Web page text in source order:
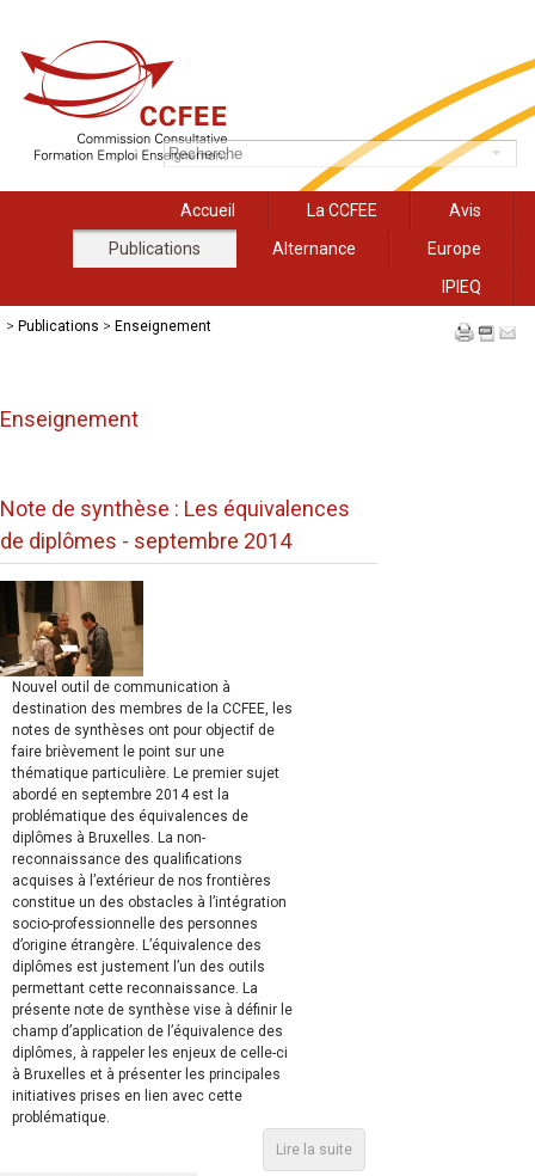
Accueil La CCFEE
Avis
Publications
Alternance
Europe
IPIEQ
> Publications > Enseignement
Enseignement
Note de synthèse : Les équivalences
de diplômes - septembre 2014
Nouvel outil de communication à
destination des membres de la CCFEE, les
notes de synthèses ont pour objectif de
faire brièvement le point sur une
thématique particulière. Le premier sujet
abordé en septembre 2014 est la
problématique des équivalences de
diplômes à Bruxelles. La non-
reconnaissance des qualifications
acquises à l’extérieur de nos frontières
constitue un des obstacles à l’intégration
socio-professionnelle des personnes
d’origine étrangère. L’équivalence des
diplômes est justement l’un des outils
permettant cette reconnaissance. La
présente note de synthèse vise à définir le
champ d’application de l’équivalence des
diplômes, à rappeler les enjeux de celle-ci
à Bruxelles et à présenter les principales
initiatives prises en lien avec cette
problématique.
Lire la suite